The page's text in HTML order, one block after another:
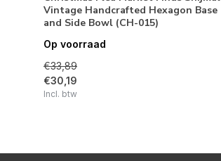
Vintage Handcrafted Hexagon Base
and Side Bowl (CH-015)
Op voorraad
€33,89
€30,19
Incl. btw